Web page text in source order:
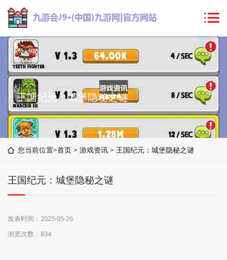
王国纪元：城堡隐秘之谜
您当前位置>首页 > 游戏资讯 > 王国纪元：城堡隐秘之谜
王国纪元：城堡隐秘之谜
发表时间：2025-05-26
浏览次数：834